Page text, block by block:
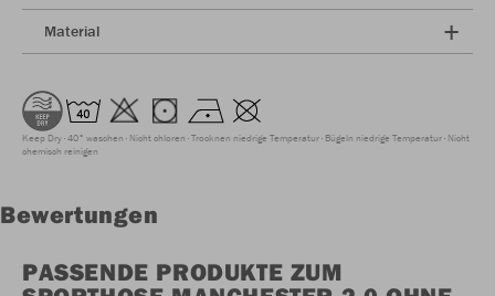
Material
Keep Dry 40° waschen Nicht chloren Trocknen niedrige Temperatur Bügeln niedrige Temperatur Nicht
chemisch reinigen
Bewertungen
PASSENDE PRODUKTE ZUM